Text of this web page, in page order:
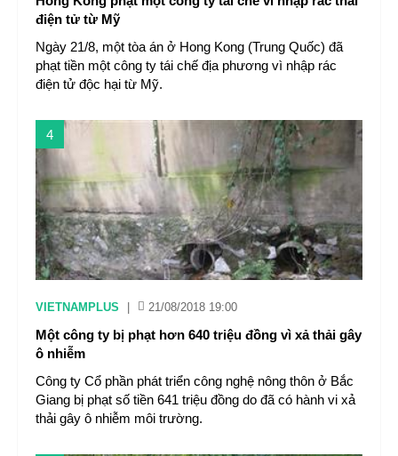
điện tử từ Mỹ
Ngày 21/8, một tòa án ở Hong Kong (Trung Quốc) đã
phạt tiền một công ty tái chế địa phương vì nhập rác
điện tử độc hại từ Mỹ.
4
VIETNAMPLUS 21/08/2018 19:00
Một công ty bị phạt hơn 640 triệu đồng vì xả thải gây
ô nhiễm
Công ty Cổ phần phát triển công nghệ nông thôn ở Bắc
Giang bị phạt số tiền 641 triệu đồng do đã có hành vi xả
thải gây ô nhiễm môi trường.